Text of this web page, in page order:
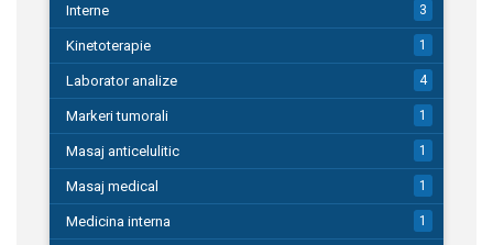
Interne 3
Kinetoterapie 1
Laborator analize 4
Markeri tumorali 1
Masaj anticelulitic 1
Masaj medical 1
Medicina interna 1